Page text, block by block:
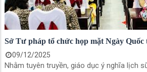
Sở Tư pháp tổ chức họp mặt Ngày Quốc
09/12/2025
Nhằm tuyên truyền, giáo dục ý nghĩa lịch